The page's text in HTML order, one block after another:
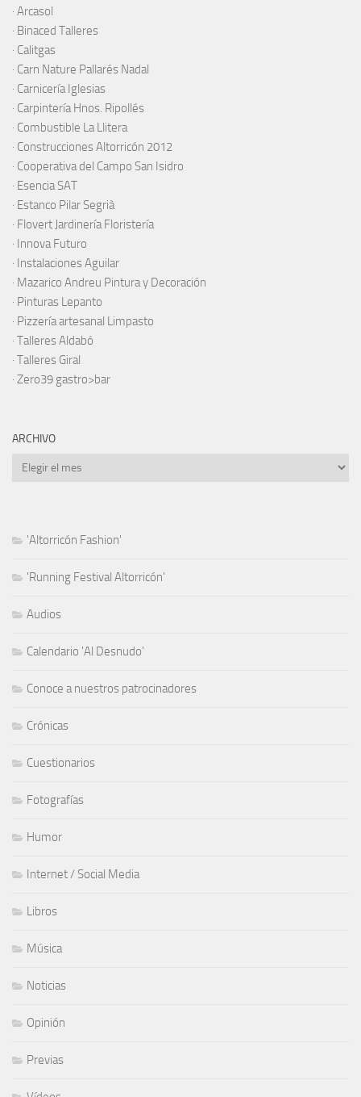
· Arcasol
· Binaced Talleres
· Calitgas
· Carn Nature Pallarés Nadal
· Carnicería Iglesias
· Carpintería Hnos. Ripollés
· Combustible La Llitera
· Construcciones Altorricón 2012
· Cooperativa del Campo San Isidro
· Esencia SAT
· Estanco Pilar Segrià
· Flovert Jardinería Floristería
· Innova Futuro
· Instalaciones Aguilar
· Mazarico Andreu Pintura y Decoración
· Pinturas Lepanto
· Pizzería artesanal Limpasto
· Talleres Aldabó
· Talleres Giral
· Zero39 gastro>bar
ARCHIVO
Archivo
'Altorricón Fashion'
'Running Festival Altorricón'
Audios
Calendario 'Al Desnudo'
Conoce a nuestros patrocinadores
Crónicas
Cuestionarios
Fotografías
Humor
Internet / Social Media
Libros
Música
Noticias
Opinión
Previas